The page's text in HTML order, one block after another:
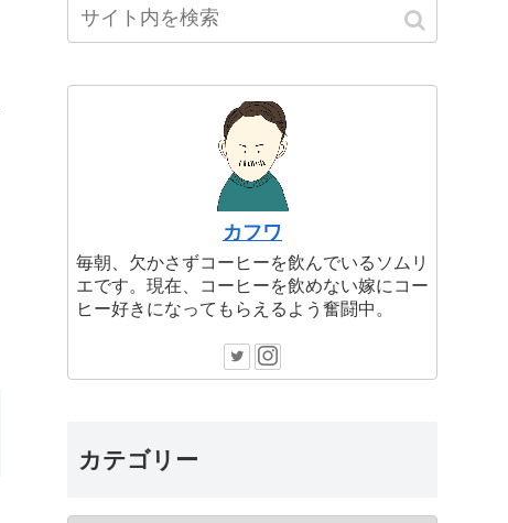
カフワ
毎朝、欠かさずコーヒーを飲んでいるソムリ
エです。現在、コーヒーを飲めない嫁にコー
ヒー好きになってもらえるよう奮闘中。
カテゴリー